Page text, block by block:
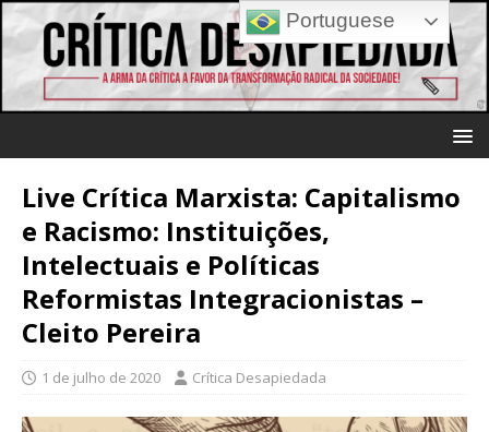
Live Crítica Marxista: Capitalismo
e Racismo: Instituições,
Intelectuais e Políticas
Reformistas Integracionistas –
Cleito Pereira
1 de julho de 2020 Crítica Desapiedada
Portuguese